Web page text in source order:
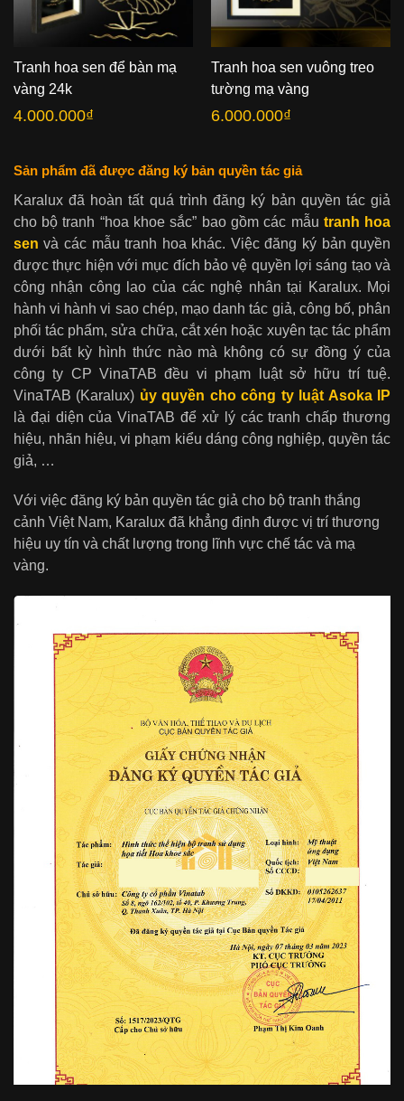
Tranh hoa sen để bàn mạ
vàng 24k
4.000.000₫
Tranh hoa sen vuông treo
tường mạ vàng
6.000.000₫
Sản phẩm đã được đăng ký bản quyền tác giả
Karalux đã hoàn tất quá trình đăng ký bản quyền tác giả
cho bộ tranh “hoa khoe sắc” bao gồm các mẫu tranh hoa
sen và các mẫu tranh hoa khác. Việc đăng ký bản quyền
được thực hiện với mục đích bảo vệ quyền lợi sáng tạo và
công nhận công lao của các nghệ nhân tại Karalux. Mọi
hành vi hành vi sao chép, mạo danh tác giả, công bố, phân
phối tác phẩm, sửa chữa, cắt xén hoặc xuyên tạc tác phẩm
dưới bất kỳ hình thức nào mà không có sự đồng ý của
công ty CP VinaTAB đều vi phạm luật sở hữu trí tuệ.
VinaTAB (Karalux) ủy quyền cho công ty luật Asoka IP
là đại diện của VinaTAB để xử lý các tranh chấp thương
hiệu, nhãn hiệu, vi phạm kiểu dáng công nghiệp, quyền tác
giả, …
Với việc đăng ký bản quyền tác giả cho bộ tranh thắng
cảnh Việt Nam, Karalux đã khẳng định được vị trí thương
hiệu uy tín và chất lượng trong lĩnh vực chế tác và mạ
vàng.